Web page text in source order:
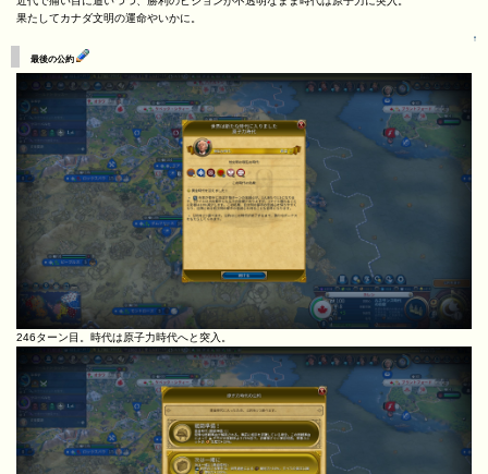
果たしてカナダ文明の運命やいかに。
↑
最後の公約
246ターン目。時代は原子力時代へと突入。